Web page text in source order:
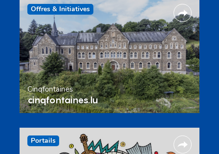
Offres & Initiatives
Cinqfontaines
cinqfontaines.lu
Portails